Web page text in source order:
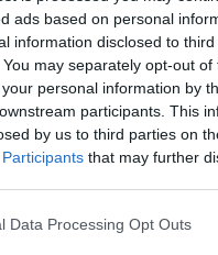
ads based on personal
information disclosed to
may separately opt-out of
personal information by
participants. This
by us to third parties on
that may further
this website/app uses one
Data Processing Opt Outs
uccide lo spin.
allo specchio,
basso-sinistra
Braccio rigidofrena
respirazione
leggermente più
colpi al 70% prima di